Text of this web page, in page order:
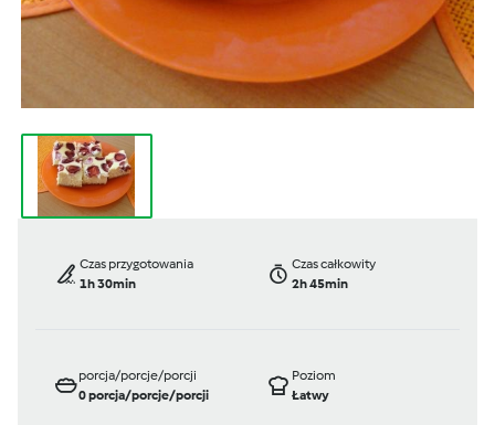
Czas przygotowania
1h 30min
Czas całkowity
2h 45min
porcja/porcje/porcji
0porcja/porcje/porcji
Poziom
Łatwy